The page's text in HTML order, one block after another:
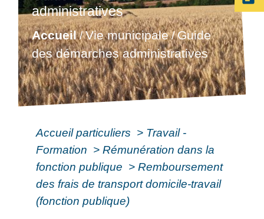
administratives
Accueil/Vie municipale/Guide
des démarches administratives
Accueil particuliers > Travail -
Formation > Rémunération dans la
fonction publique > Remboursement
des frais de transport domicile-travail
(fonction publique)